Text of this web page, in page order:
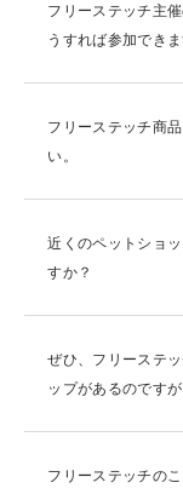
フリーステッチ主
うすれば参加できま
フリーステッチ商
い。
近くのペットショ
すか？
ぜひ、フリーステ
ップがあるのですが
フリーステッチの